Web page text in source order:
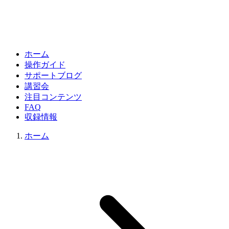
ホーム
操作ガイド
サポートブログ
講習会
注目コンテンツ
FAQ
収録情報
ホーム